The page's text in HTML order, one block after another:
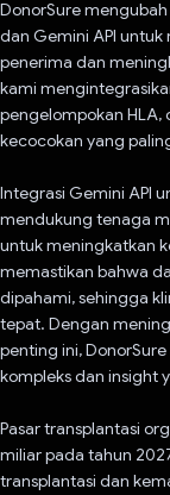
DonorSure
dan Gemini API
penerima dan
kami
pengelompokan
kecocokan yang
Integrasi Gemini API
mendukung tenaga
untuk meningkatkan
memastikan bahwa
dipahami, sehingga
tepat. Dengan
penting ini,
kompleks dan insight
Pasar transplantasi
miliar pada tahun
transplantasi dan